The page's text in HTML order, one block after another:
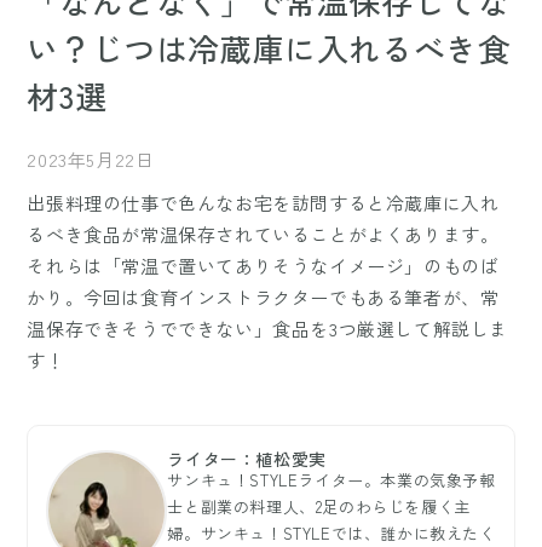
い？じつは冷蔵庫に入れるべき食
材3選
2023年5月22日
出張料理の仕事で色んなお宅を訪問すると冷蔵庫に入れ
るべき食品が常温保存されていることがよくあります。
それらは「常温で置いてありそうなイメージ」のものば
かり。今回は食育インストラクターでもある筆者が、常
温保存できそうでできない」食品を3つ厳選して解説しま
す！
ライター：植松愛実
サンキュ！STYLEライター。本業の気象予報
士と副業の料理人、2足のわらじを履く主
婦。サンキュ！STYLEでは、誰かに教えたく